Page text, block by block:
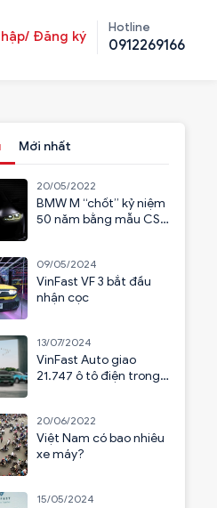
Đăng ký
Hotline
0912269166
Mới nhất
20/05/2022
BMW M “chốt” kỷ niệm
50 năm bằng mẫu CSL
09/05/2024
VinFast VF 3 bắt đầu
nhận cọc
13/07/2024
VinFast Auto giao
21.747 ô tô điện trong
20/06/2022
Việt Nam có bao nhiêu
xe máy?
15/05/2024